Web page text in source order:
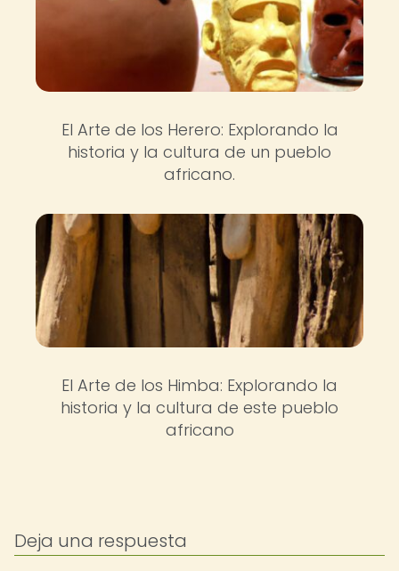
El Arte de los Herero: Explorando la
historia y la cultura de un pueblo
africano.
El Arte de los Himba: Explorando la
historia y la cultura de este pueblo
africano
Deja una respuesta